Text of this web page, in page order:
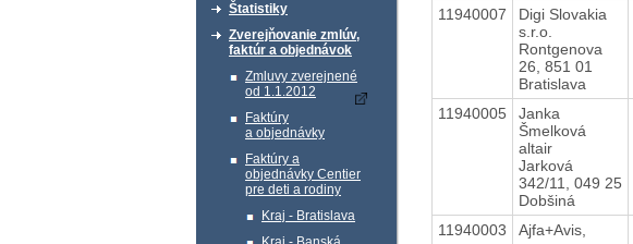
Štatistiky
Zverejňovanie zmlúv,
faktúr a objednávok
Zmluvy zverejnené
od 1.1.2012
Faktúry
a objednávky
Faktúry a
objednávky Centier
pre deti a rodiny
Kraj - Bratislava
11940007
Digi Slovakia
s.r.o.
Rontgenova
26, 851 01
Bratislava
11940005
Janka
Šmelková
altair
Jarková
342/11, 049 25
Dobšiná
11940003
Ajfa+Avis,